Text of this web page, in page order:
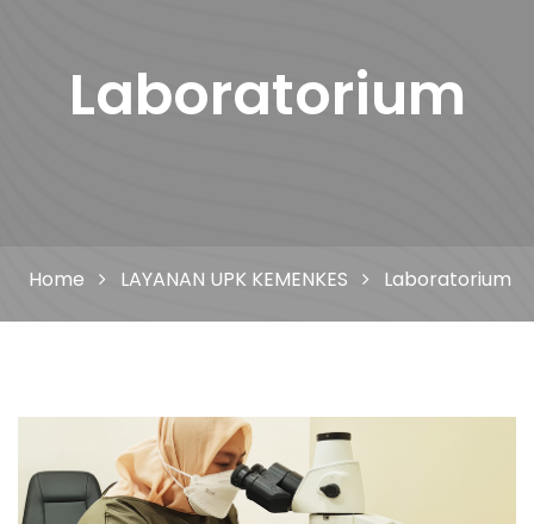
Laboratorium
Home LAYANAN UPK KEMENKES Laboratorium